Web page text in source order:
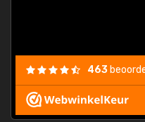
463